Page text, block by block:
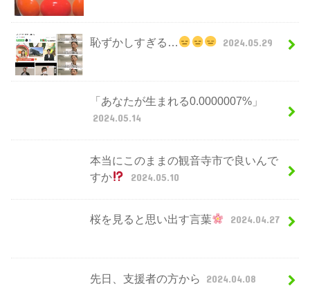
恥ずかしすぎる… 2024.05.29
「あなたが生まれる0.0000007%」
2024.05.14
本当にこのままの観音寺市で良いんで
すか
2024.05.10
桜を見ると思い出す言葉 2024.04.27
先日、支援者の方から 2024.04.08